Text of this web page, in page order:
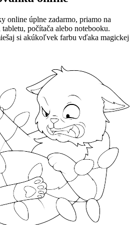
online úplne zadarmo, priamo na
počítača alebo notebooku.
si akúkoľvek farbu vďaka magickej